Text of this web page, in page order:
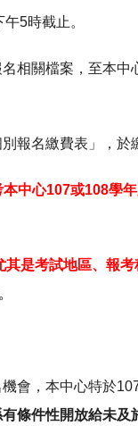
5時截止。
相關檔案，至本
報名繳費表」，於
中心107或108學
是考試地區、報
會，本中心特於
條件性開放給未及